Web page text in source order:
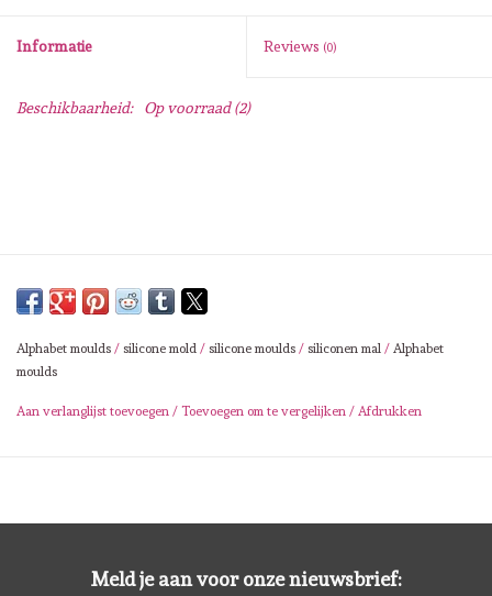
schudmateriaal
Lesia Zgharda
OLO Markers
Impronte D'autore
Uitverkoop
Informatie Reviews (0)
Beschikbaarheid: Op voorraad(2)
Alphabet moulds / silicone mold / silicone moulds / siliconen mal / Alphabet
moulds
Aan verlanglijst toevoegen / Toevoegen om te vergelijken / Afdrukken
Meld je aan voor onze nieuwsbrief: